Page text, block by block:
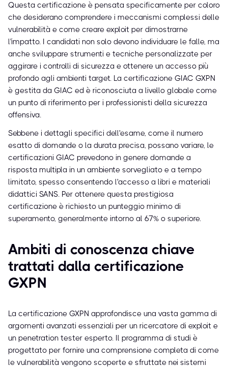
Questa certificazione è pensata specificamente per coloro
che desiderano comprendere i meccanismi complessi delle
vulnerabilità e come creare exploit per dimostrarne
l'impatto. I candidati non solo devono individuare le falle, ma
anche sviluppare strumenti e tecniche personalizzate per
aggirare i controlli di sicurezza e ottenere un accesso più
profondo agli ambienti target. La certificazione GIAC GXPN
è gestita da GIAC ed è riconosciuta a livello globale come
un punto di riferimento per i professionisti della sicurezza
offensiva.
Sebbene i dettagli specifici dell'esame, come il numero
esatto di domande o la durata precisa, possano variare, le
certificazioni GIAC prevedono in genere domande a
risposta multipla in un ambiente sorvegliato e a tempo
limitato, spesso consentendo l'accesso a libri e materiali
didattici SANS. Per ottenere questa prestigiosa
certificazione è richiesto un punteggio minimo di
superamento, generalmente intorno al 67% o superiore.
Ambiti di conoscenza chiave
trattati dalla certificazione
GXPN
La certificazione GXPN approfondisce una vasta gamma di
argomenti avanzati essenziali per un ricercatore di exploit e
un penetration tester esperto. Il programma di studi è
progettato per fornire una comprensione completa di come
le vulnerabilità vengono scoperte e sfruttate nei sistemi